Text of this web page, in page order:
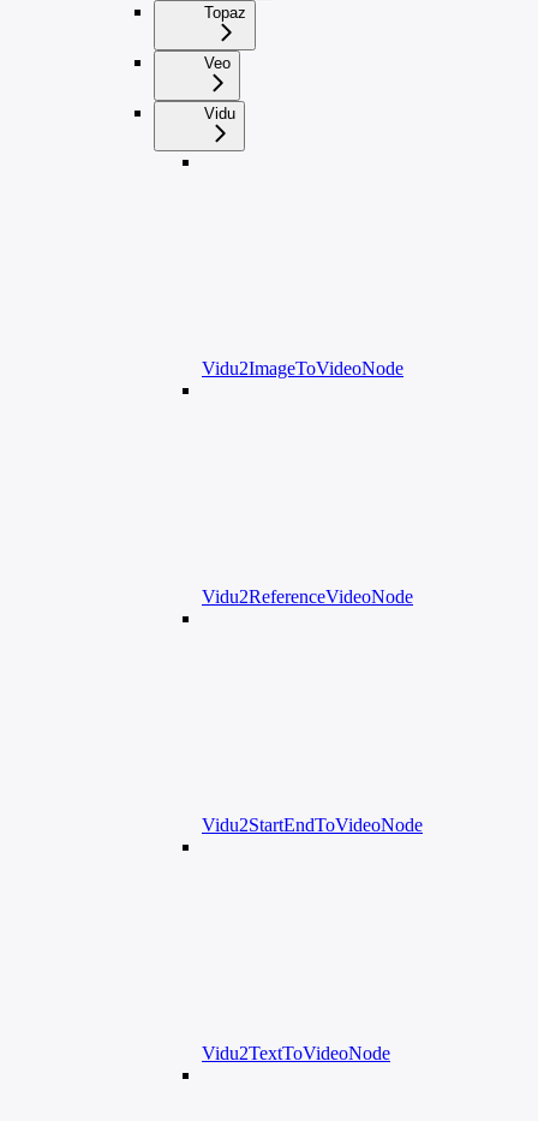
Topaz
Veo
Vidu
Vidu2ImageToVideoNode
Vidu2ReferenceVideoNode
Vidu2StartEndToVideoNode
Vidu2TextToVideoNode